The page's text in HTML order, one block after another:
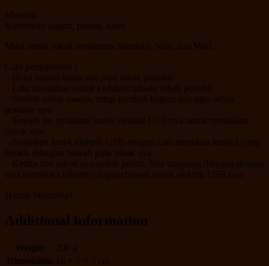
Material :
Kombinasi logam, plastik, karet.
Muat untuk rokok berukuran Standard, Slim, dan Mild.
Cara penggunaan :
– Buka bagian tutup atas pipa asbak portable
– Lalu masukkan rokok kedalam lubang asbak portable
– Setelah rokok masuk, tutup kembali bagian atas pipa asbak
portable nya
– Seteleh itu, nyalakan korek elektrik USB nya untuk membakar
rokok nya
– Nyalakan korek elektrik USB dengan cara menekan tombol yang
berada dibagian bawah pipa asbak nya
– Ketika abu rokok nya sudah penuh, bisa langsung dibuang dengan
cara membuka (diputar) bagian bawah korek elektrik USB nya.
Happy Shopping!
Additional information
Weight
200 g
Dimensions 16 × 7 × 3 cm